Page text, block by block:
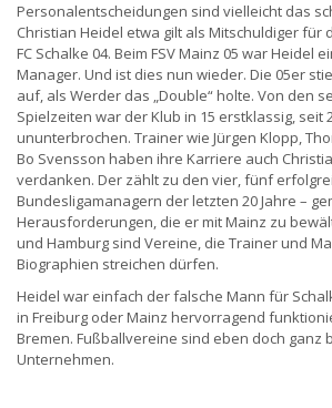
Personalentscheidungen sind vielleicht das
Christian Heidel etwa gilt als Mitschuldiger für
FC Schalke 04. Beim FSV Mainz 05 war Heidel
Manager. Und ist dies nun wieder. Die 05er
auf, als Werder das „Double“ holte. Von den
Spielzeiten war der Klub in 15 erstklassig, seit
ununterbrochen. Trainer wie Jürgen Klopp,
Bo Svensson haben ihre Karriere auch
verdanken. Der zählt zu den vier, fünf
Bundesligamanagern der letzten 20 Jahre –
Herausforderungen, die er mit Mainz zu
und Hamburg sind Vereine, die Trainer und
Biographien streichen dürfen.
Heidel war einfach der falsche Mann für
in Freiburg oder Mainz hervorragend
Bremen. Fußballvereine sind eben doch ganz
Unternehmen.